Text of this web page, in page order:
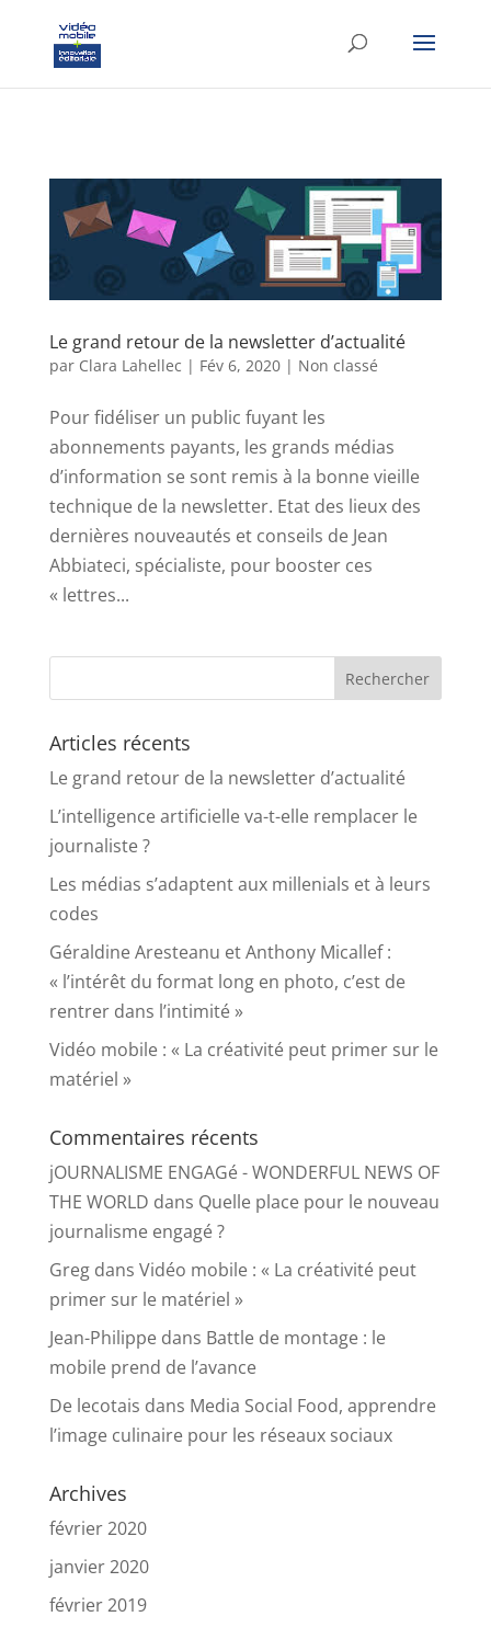
Le grand retour de la newsletter d’actualité
par Clara Lahellec | Fév 6, 2020| Non classé
Pour fidéliser un public fuyant les
abonnements payants, les grands médias
d’information se sont remis à la bonne vieille
technique de la newsletter. Etat des lieux des
dernières nouveautés et conseils de Jean
Abbiateci, spécialiste, pour booster ces
« lettres...
Articles récents
Le grand retour de la newsletter d’actualité
L’intelligence artificielle va-t-elle remplacer le
journaliste ?
Les médias s’adaptent aux millenials et à leurs
codes
Géraldine Aresteanu et Anthony Micallef :
« l’intérêt du format long en photo, c’est de
rentrer dans l’intimité »
Vidéo mobile : « La créativité peut primer sur le
matériel »
Commentaires récents
jOURNALISME ENGAGé - WONDERFUL NEWS OF
THE WORLD dans Quelle place pour le nouveau
journalisme engagé ?
Gregdans Vidéo mobile : « La créativité peut
primer sur le matériel »
Jean-Philippedans Battle de montage : le
mobile prend de l’avance
De lecotais dans Media Social Food, apprendre
l’image culinaire pour les réseaux sociaux
Archives
février 2020
janvier 2020
février 2019